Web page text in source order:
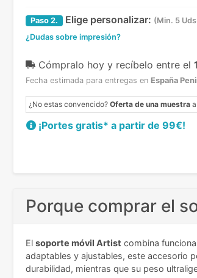
Paso 2. Elige personalizar: (Min. 5
¿Dudas sobre impresión?
Cómpralo hoy y recíbelo entre el
Fecha estimada para entregas en España
¿No estas convencido? Oferta de una muestra
¡Portes gratis* a partir de 99€!
Porque comprar el
El soporte móvil Artist combina
adaptables y ajustables, este accesorio
durabilidad, mientras que su peso